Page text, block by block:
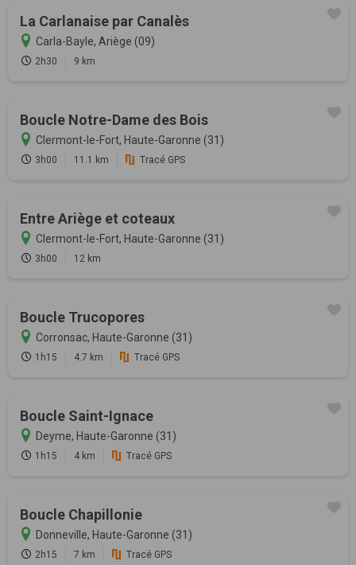
La Carlanaise par Canalès
Carla-Bayle, Ariège (09)
2h30 9 km
Boucle Notre-Dame des Bois
Clermont-le-Fort, Haute-Garonne (31)
3h00 11.1 km Tracé GPS
Entre Ariège et coteaux
Clermont-le-Fort, Haute-Garonne (31)
3h00 12 km
Boucle Trucopores
Corronsac, Haute-Garonne (31)
1h15 4.7 km Tracé GPS
Boucle Saint-Ignace
Deyme, Haute-Garonne (31)
1h15 4 km Tracé GPS
Boucle Chapillonie
Donneville, Haute-Garonne (31)
2h15 7 km Tracé GPS